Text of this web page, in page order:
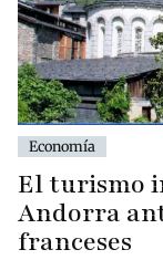
Economía
El turismo
Andorra
franceses